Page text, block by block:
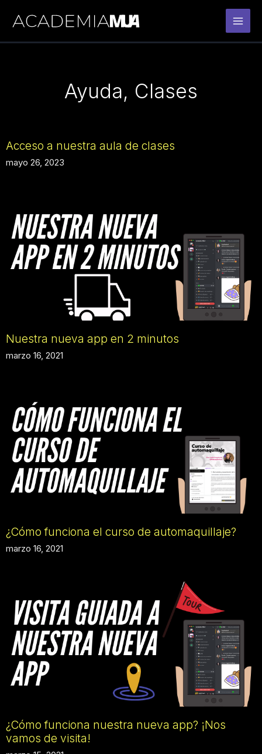
Ayuda, Clases
Acceso a nuestra aula de clases
mayo 26, 2023
Nuestra nueva app en 2 minutos
marzo 16, 2021
¿Cómo funciona el curso de automaquillaje?
marzo 16, 2021
¿Cómo funciona nuestra nueva app? ¡Nos
vamos de visita!